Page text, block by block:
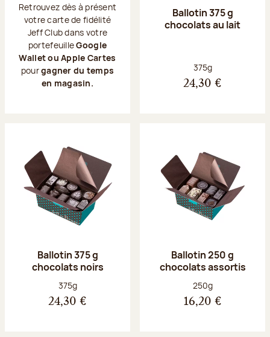
Retrouvez dès à présent
votre carte de fidélité
Jeff Club dans votre
portefeuilleGoogle
Wallet ou Apple Cartes
pourgagner du temps
en magasin.
Ballotin 375 g
chocolats au lait
Poids net :
375g
24,30 €
Ballotin 375 g
chocolats noirs
Poids net :
375g
24,30 €
Ballotin 250 g
chocolats assortis
Poids net :
250g
16,20 €